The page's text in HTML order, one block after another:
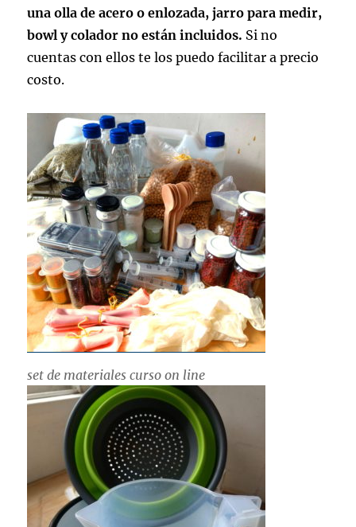
una olla de acero o enlozada, jarro para medir,
bowl y colador no están incluidos. Si no
cuentas con ellos te los puedo facilitar a precio
costo.
set de materiales curso on line